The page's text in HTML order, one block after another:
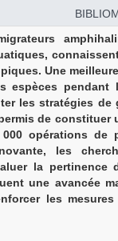
Une
espèces
les stratégies de
de
opérations de
les
la pertinence
une avancée
les